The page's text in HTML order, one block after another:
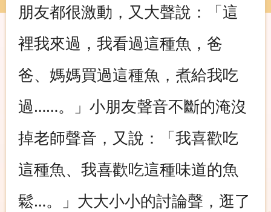
朋友都很激動，又大聲說：「這
裡我來過，我看過這種魚，爸
爸、媽媽買過這種魚，煮給我吃
過……。」小朋友聲音不斷的淹沒
掉老師聲音，又說：「我喜歡吃
這種魚、我喜歡吃這種味道的魚
鬆…。」大大小小的討論聲，逛了